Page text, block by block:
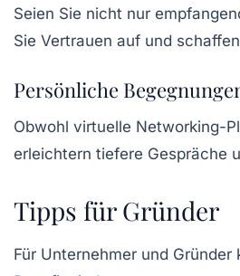
Seien Sie nicht nur
Sie Vertrauen auf und
Persönliche
Obwohl virtuelle Networking-
erleichtern tiefere Gespräche
Tipps für Gründer
Für Unternehmer und